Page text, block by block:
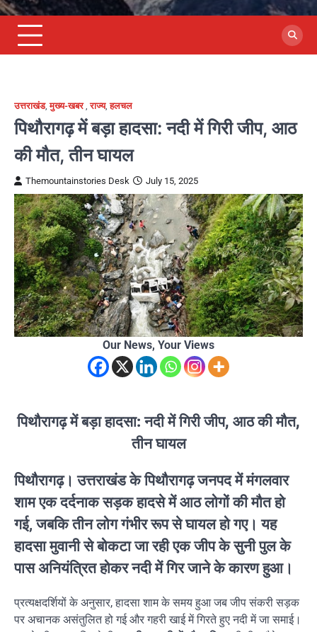
उत्तराखंड,मुख्य-खबर,राज्य,हलचल
पिथौरागढ़ में बड़ा हादसा: नदी में गिरी जीप, आठ
की मौत, तीन घायल
Themountainstories Desk July 15, 2025
Our News, Your Views
पिथौरागढ़ में बड़ा हादसा: नदी में गिरी जीप, आठ की मौत,
तीन घायल
पिथौरागढ़। उत्तराखंड के पिथौरागढ़ जनपद में मंगलवार
शाम एक दर्दनाक सड़क हादसे में आठ लोगों की मौत हो
गई, जबकि तीन लोग गंभीर रूप से घायल हो गए। यह
हादसा मुवानी से बोकटा जा रही एक जीप के सुनी पुल के
पास अनियंत्रित होकर नदी में गिर जाने के कारण हुआ।
प्रत्यक्षदर्शियों के अनुसार, हादसा शाम के समय हुआ जब जीप संकरी सड़क
पर अचानक असंतुलित हो गई और गहरी खाई में गिरते हुए नदी में जा समाई।